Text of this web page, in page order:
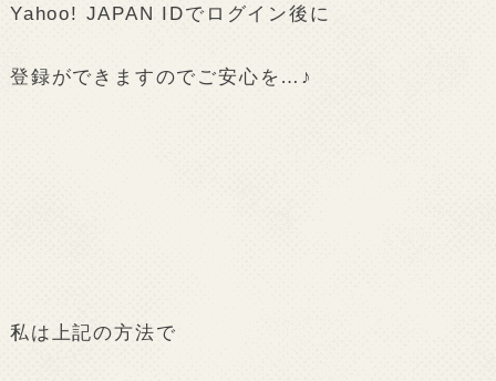
Yahoo! JAPAN IDでログイン後に
登録ができますのでご安心を…♪
私は上記の方法で